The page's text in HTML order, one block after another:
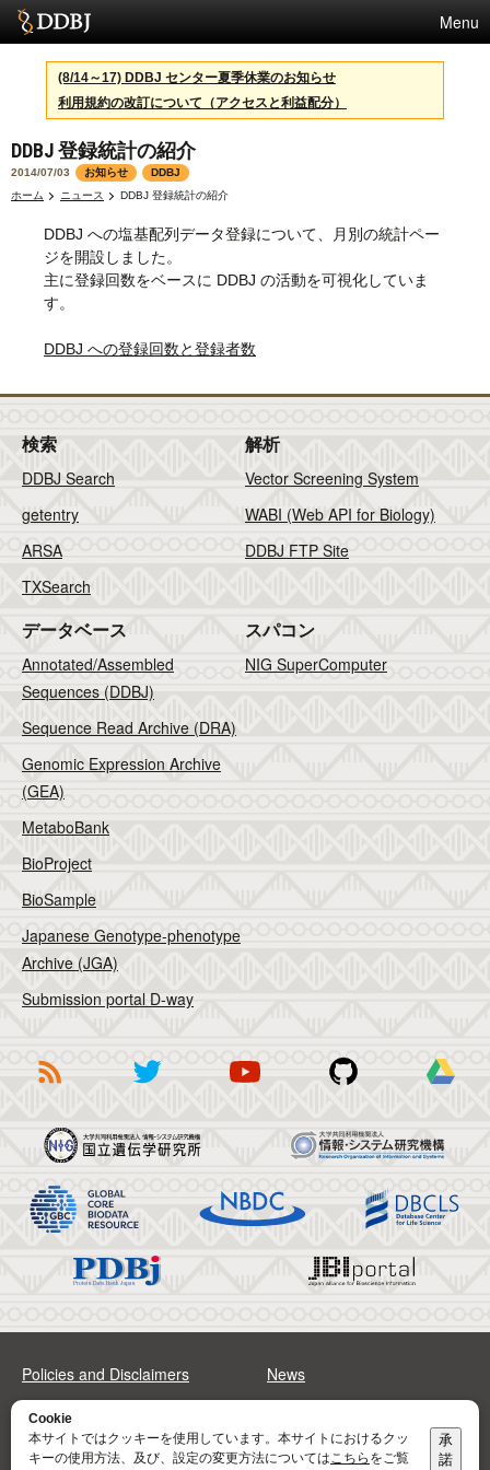
Menu
サービス
スパコン
統計
活動
センターについて
(8/14～17) DDBJ センター夏季休業のお知らせ
利用規約の改訂について（アクセスと利益配分）
DDBJ 登録統計の紹介
2014/07/03 お知らせ
DDBJ
ホーム
ニュース DDBJ 登録統計の紹介
DDBJ への塩基配列データ登録について、月別の統計ペー
ジを開設しました。
主に登録回数をベースに DDBJ の活動を可視化していま
す。
DDBJ への登録回数と登録者数
検索
DDBJ Search
getentry
ARSA
TXSearch
解析
Vector Screening System
WABI (Web API for Biology)
DDBJ FTP Site
データベース
Annotated/Assembled
Sequences (DDBJ)
Sequence Read Archive (DRA)
Genomic Expression Archive
(GEA)
MetaboBank
BioProject
BioSample
Japanese Genotype-phenotype
Archive (JGA)
Submission portal D-way
スパコン
NIG SuperComputer
Policies and Disclaimers News
FAQs
Cookie
本サイトではクッキーを使用しています。本サイトにおけるクッ
キーの使用方法、及び、設定の変更方法についてはこちら をご覧
承
諾